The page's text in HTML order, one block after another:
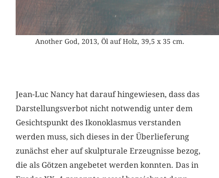
Another God, 2013, Öl auf Holz, 39,5 x 35 cm.
Jean-Luc Nancy hat darauf hingewiesen, dass das
Darstellungsverbot nicht notwendig unter dem
Gesichtspunkt des Ikonoklasmus verstanden
werden muss, sich dieses in der Überlieferung
zunächst eher auf skulpturale Erzeugnisse bezog,
die als Götzen angebetet werden konnten. Das in